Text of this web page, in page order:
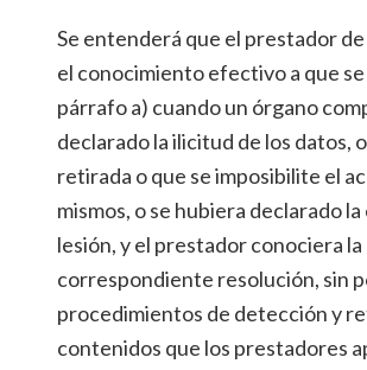
Se entenderá que el prestador
el conocimiento efectivo a que
párrafo a) cuando un órgano
declarado la ilicitud de los datos,
retirada o que se imposibilite el
mismos, o se hubiera declarado
lesión, y el prestador conociera la
correspondiente resolución, sin
procedimientos de detección y
contenidos que los prestadores